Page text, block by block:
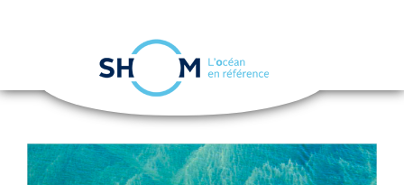
Aller
principal
navigation